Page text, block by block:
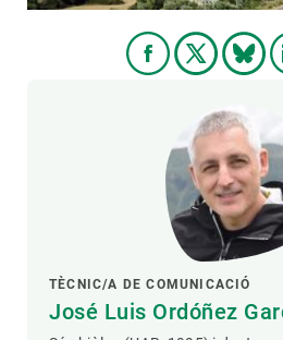
TÈCNIC/A DE COMUNICACIÓ
José Luis Ordóñez